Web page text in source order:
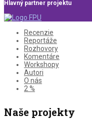
Hlavný partner projektu
Recenzie
Reportáže
Rozhovory
Komentáre
Workshopy
Autori
O nás
2 %
Naše projekty